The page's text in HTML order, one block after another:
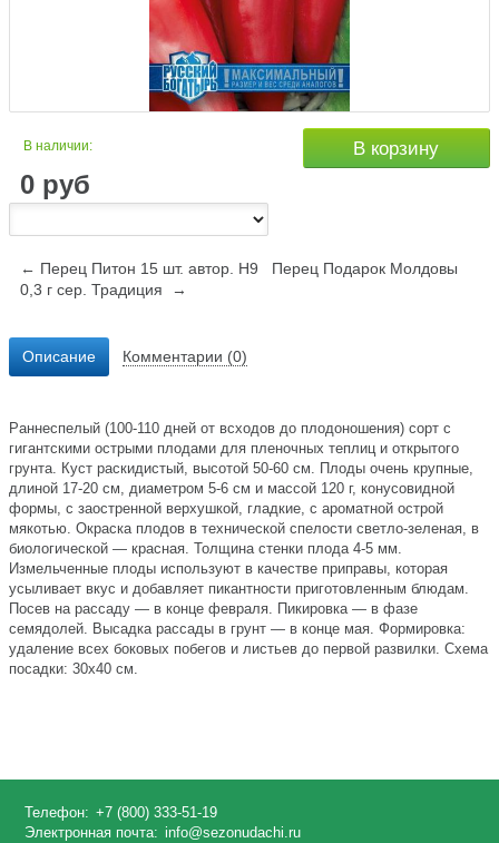
В наличии:
0 руб
В корзину
← Перец Питон 15 шт. автор. Н9
Перец Подарок Молдовы
0,3 г сер. Традиция →
Описание Комментарии (0)
Раннеспелый (100-110 дней от всходов до плодоношения) сорт с
гигантскими острыми плодами для пленочных теплиц и открытого
грунта. Куст раскидистый, высотой 50-60 см. Плоды очень крупные,
длиной 17-20 см, диаметром 5-6 см и массой 120 г, конусовидной
формы, с заостренной верхушкой, гладкие, с ароматной острой
мякотью. Окраска плодов в технической спелости светло-зеленая, в
биологической — красная. Толщина стенки плода 4-5 мм.
Измельченные плоды используют в качестве приправы, которая
усыливает вкус и добавляет пикантности приготовленным блюдам.
Посев на рассаду — в конце февраля. Пикировка — в фазе
семядолей. Высадка рассады в грунт — в конце мая. Формировка:
удаление всех боковых побегов и листьев до первой развилки. Схема
посадки: 30x40 см.
Телефон: +7 (800) 333-51-19
Электронная почта: info@sezonudachi.ru